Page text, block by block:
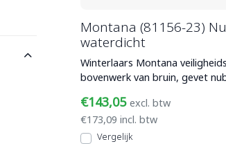
Montana (81156-23)
waterdicht
Winterlaars Montana
bovenwerk van bruin, gevet
€143,05 excl. btw
€173,09 incl. btw
Vergelijk